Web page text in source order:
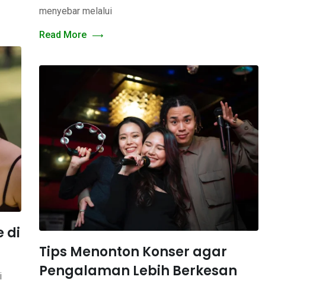
menyebar melalui
Read More
di
Tips Menonton Konser agar
Pengalaman Lebih Berkesan